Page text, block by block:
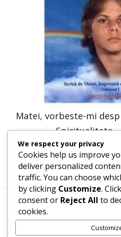
Matei, vorbeste-mi
Spiritualitate
41,23lei
Termeni, Condiții &
We respect your privacy
Cookies help us improve
deliver personalized
traffic. You can choose
by clicking Customize. Click
consent or Reject All to
cookies.